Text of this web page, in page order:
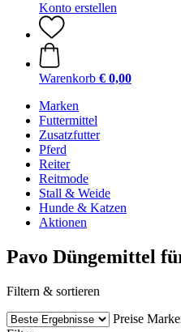
Konto erstellen
Warenkorb € 0,00
Marken
Futtermittel
Zusatzfutter
Pferd
Reiter
Reitmode
Stall & Weide
Hunde & Katzen
Aktionen
Pavo Düngemittel
Filtern & sortieren
Preise